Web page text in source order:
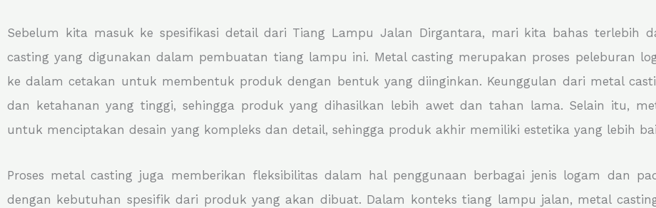
Sebelum kita masuk ke spesifikasi detail dari Tiang Lampu Jalan Dirgantara, mari kita bahas terlebih
casting yang digunakan dalam pembuatan tiang lampu ini. Metal casting merupakan proses peleburan
ke dalam cetakan untuk membentuk produk dengan bentuk yang diinginkan. Keunggulan dari metal
dan ketahanan yang tinggi, sehingga produk yang dihasilkan lebih awet dan tahan lama. Selain itu,
untuk menciptakan desain yang kompleks dan detail, sehingga produk akhir memiliki estetika yang lebih
Proses metal casting juga memberikan fleksibilitas dalam hal penggunaan berbagai jenis logam dan
dengan kebutuhan spesifik dari produk yang akan dibuat. Dalam konteks tiang lampu jalan, metal